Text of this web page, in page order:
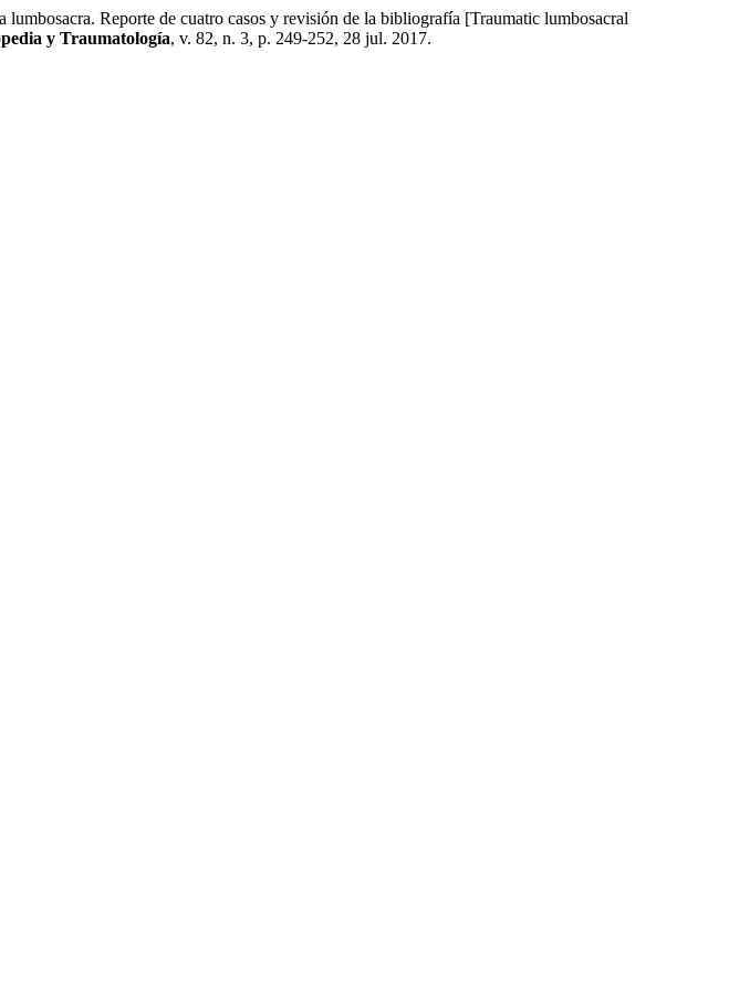
Reporte de cuatro casos y revisión de la bibliografía [Traumatic lumbosacral
y Traumatología, v. 82, n. 3, p. 249-252, 28 jul. 2017.